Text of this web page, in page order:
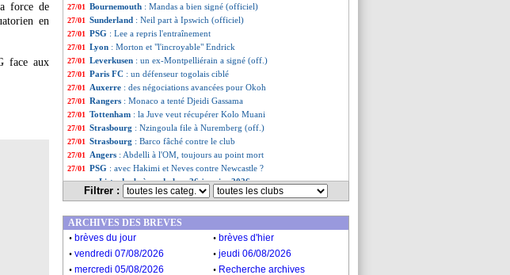
force de
en
face aux
27/01 Bournemouth : Mandas a bien signé (officiel)
27/01 Sunderland : Neil part à Ipswich (officiel)
27/01 PSG : Lee a repris l'entraînement
27/01 Lyon : Morton et "l'incroyable" Endrick
27/01 Leverkusen : un ex-Montpelliérain a signé (off.)
27/01 Paris FC : un défenseur togolais ciblé
27/01 Auxerre : des négociations avancées pour Okoh
27/01 Rangers : Monaco a tenté Djeidi Gassama
27/01 Tottenham : la Juve veut récupérer Kolo Muani
27/01 Strasbourg : Nzingoula file à Nuremberg (off.)
27/01 Strasbourg : Barco fâché contre le club
27/01 Angers : Abdelli à l'OM, toujours au point mort
27/01 PSG : avec Hakimi et Neves contre Newcastle ?
... Liste des brèves du lun. 26 janvier 2026
Liste des brèves du dim. 25 janvier 2026
Filtrer :
ARCHIVES DES BREVES
. brèves du jour . brèves d'hier
. vendredi 07/08/2026 . jeudi 06/08/2026
. mercredi 05/08/2026 . Recherche archives